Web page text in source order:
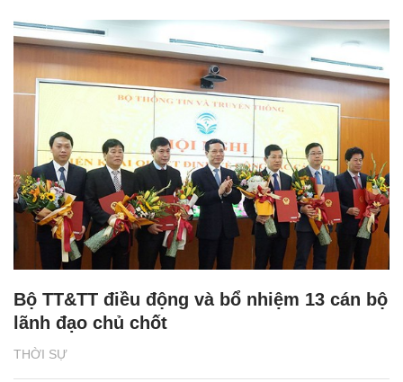
THỜI SỰ
Bộ TT&TT điều động và bổ nhiệm 13 cán bộ
lãnh đạo chủ chốt